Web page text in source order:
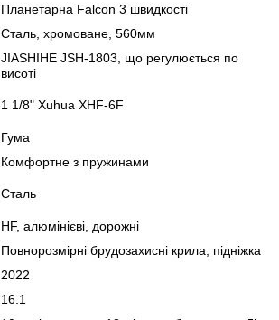
Планетарна Falcon 3 швидкості
Сталь, хромоване, 560мм
JIASHIHE JSH-1803, що регулюється по
висоті
1 1/8" Xuhua XHF-6F
Гума
Комфортне з пружинами
Сталь
HF, алюмінієві, дорожні
Повнорозмірні брудозахисні крила, підніжка
2022
16.1